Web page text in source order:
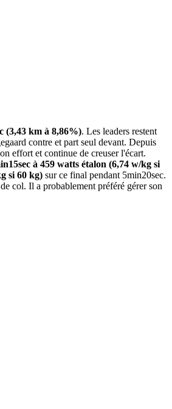
(3,43 km à 8,86%). Les leaders restent
contre et part seul devant. Depuis
effort et continue de creuser l'écart.
à 459 watts étalon (6,74 w/kg si
si 60 kg) sur ce final pendant 5min20sec.
col. Il a probablement préféré gérer son